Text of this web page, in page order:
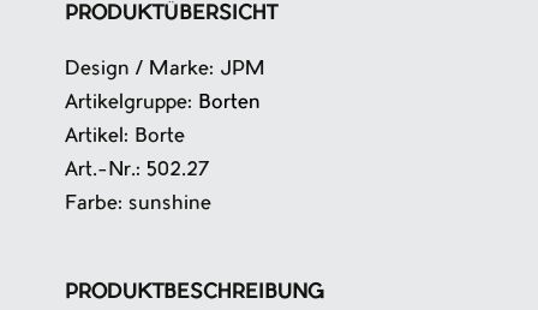
PRODUKTÜBERSICHT
Design / Marke: JPM
Artikelgruppe: Borten
Artikel: Borte
Art.-Nr.: 502.27
Farbe: sunshine
PRODUKTBESCHREIBUNG